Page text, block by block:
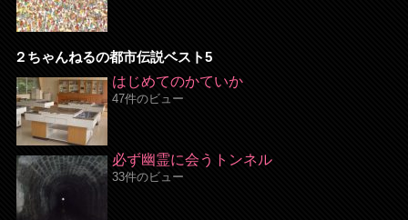
２ちゃんねるの都市伝説ベスト5
はじめてのかていか
47件のビュー
必ず幽霊に会うトンネル
33件のビュー